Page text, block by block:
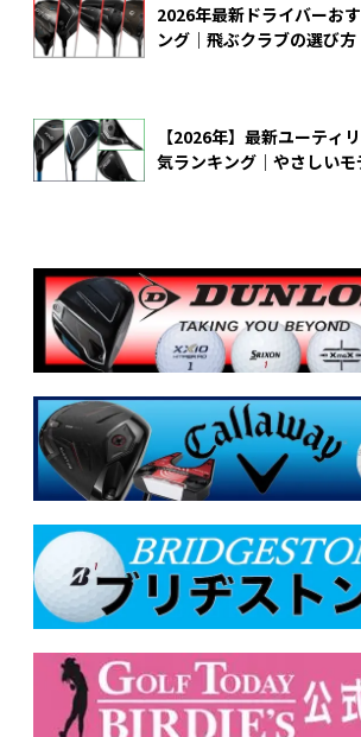
2026年最新ドライバーお
ング｜飛ぶクラブの選び方
【2026年】最新ユーティ
気ランキング｜やさしい